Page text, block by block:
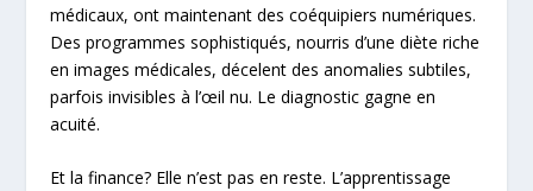
médicaux, ont maintenant des coéquipiers numériques.
Des programmes sophistiqués, nourris d’une diète riche
en images médicales, décelent des anomalies subtiles,
parfois invisibles à l’œil nu. Le diagnostic gagne en
acuité.
Et la finance? Elle n’est pas en reste. L’apprentissage